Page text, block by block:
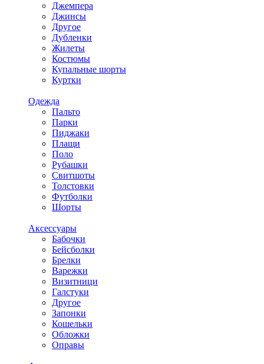
Джемпера
Джинсы
Другое
Дубленки
Жилеты
Костюмы
Купальные шорты
Куртки
Одежда
Пальто
Парки
Пиджаки
Плащи
Поло
Рубашки
Свитшоты
Толстовки
Футболки
Шорты
Аксессуары
Бабочки
Бейсболки
Брелки
Варежки
Визитници
Галстуки
Другое
Запонки
Кошельки
Обложки
Оправы